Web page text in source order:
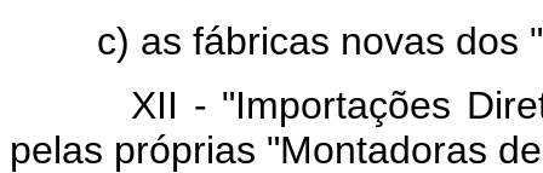
c) as fábricas novas dos
XII - "Importações
pelas próprias "Montadoras